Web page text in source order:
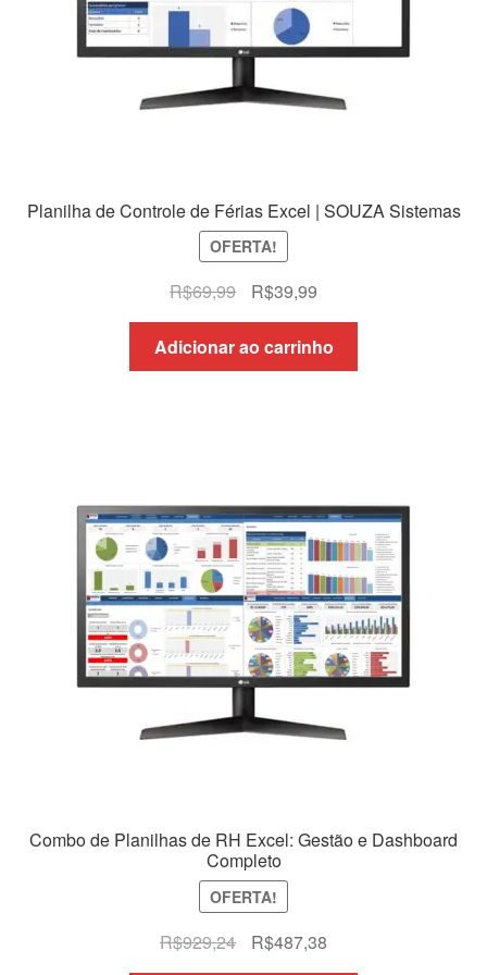
Planilha de Controle de Férias Excel | SOUZA Sistemas
OFERTA!
R$69,99
O
preço
original
era:
R$39,99O
preço
atual
é:
Adicionar ao carrinho
Combo de Planilhas de RH Excel: Gestão e Dashboard
Completo
OFERTA!
R$929,24
O
preço
R$487,38O
preço